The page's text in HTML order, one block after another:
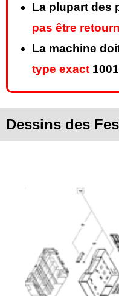
La plupart des
pas être
La machine
type exact
Dessins des